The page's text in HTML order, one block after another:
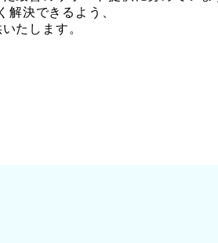
解決できるよう、
たします。